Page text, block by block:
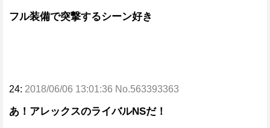
フル装備で突撃するシーン好き
24: 2018/06/06 13:01:36 No.563393363
あ！アレックスのライバルNSだ！